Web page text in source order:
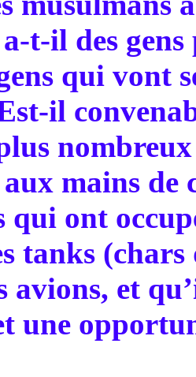
t-il des
qui vont
il
mains de
qui ont
tanks (chars
avions, et
une